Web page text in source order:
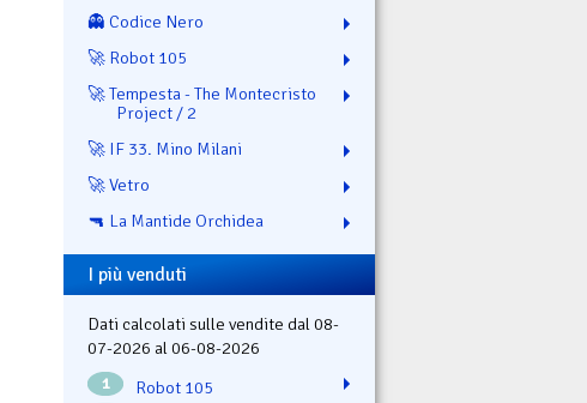
👻 Codice Nero
🚀 Robot 105
🚀 Tempesta - The Montecristo
Project / 2
🚀 IF 33. Mino Milani
🚀 Vetro
🔫 La Mantide Orchidea
I più venduti
Dati calcolati sulle vendite dal 08-
07-2026 al 06-08-2026
1 Robot 105